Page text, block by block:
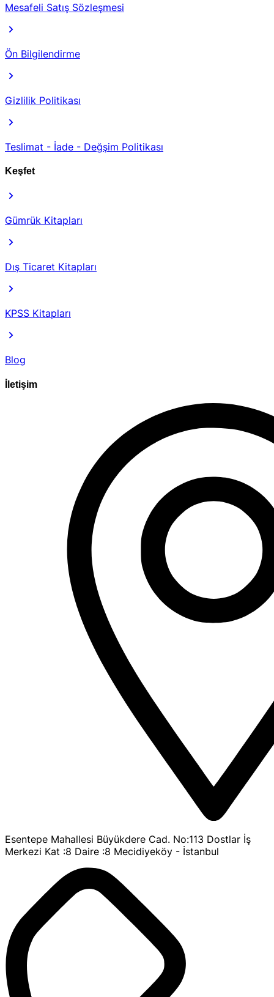
Mesafeli Satış Sözleşmesi
Ön Bilgilendirme
Gizlilik Politikası
Teslimat - İade - Değşim Politikası
Keşfet
Gümrük Kitapları
Dış Ticaret Kitapları
KPSS Kitapları
Blog
İletişim
Esentepe Mahallesi Büyükdere Cad. No:113 Dostlar İş
Merkezi Kat :8 Daire :8 Mecidiyeköy - İstanbul